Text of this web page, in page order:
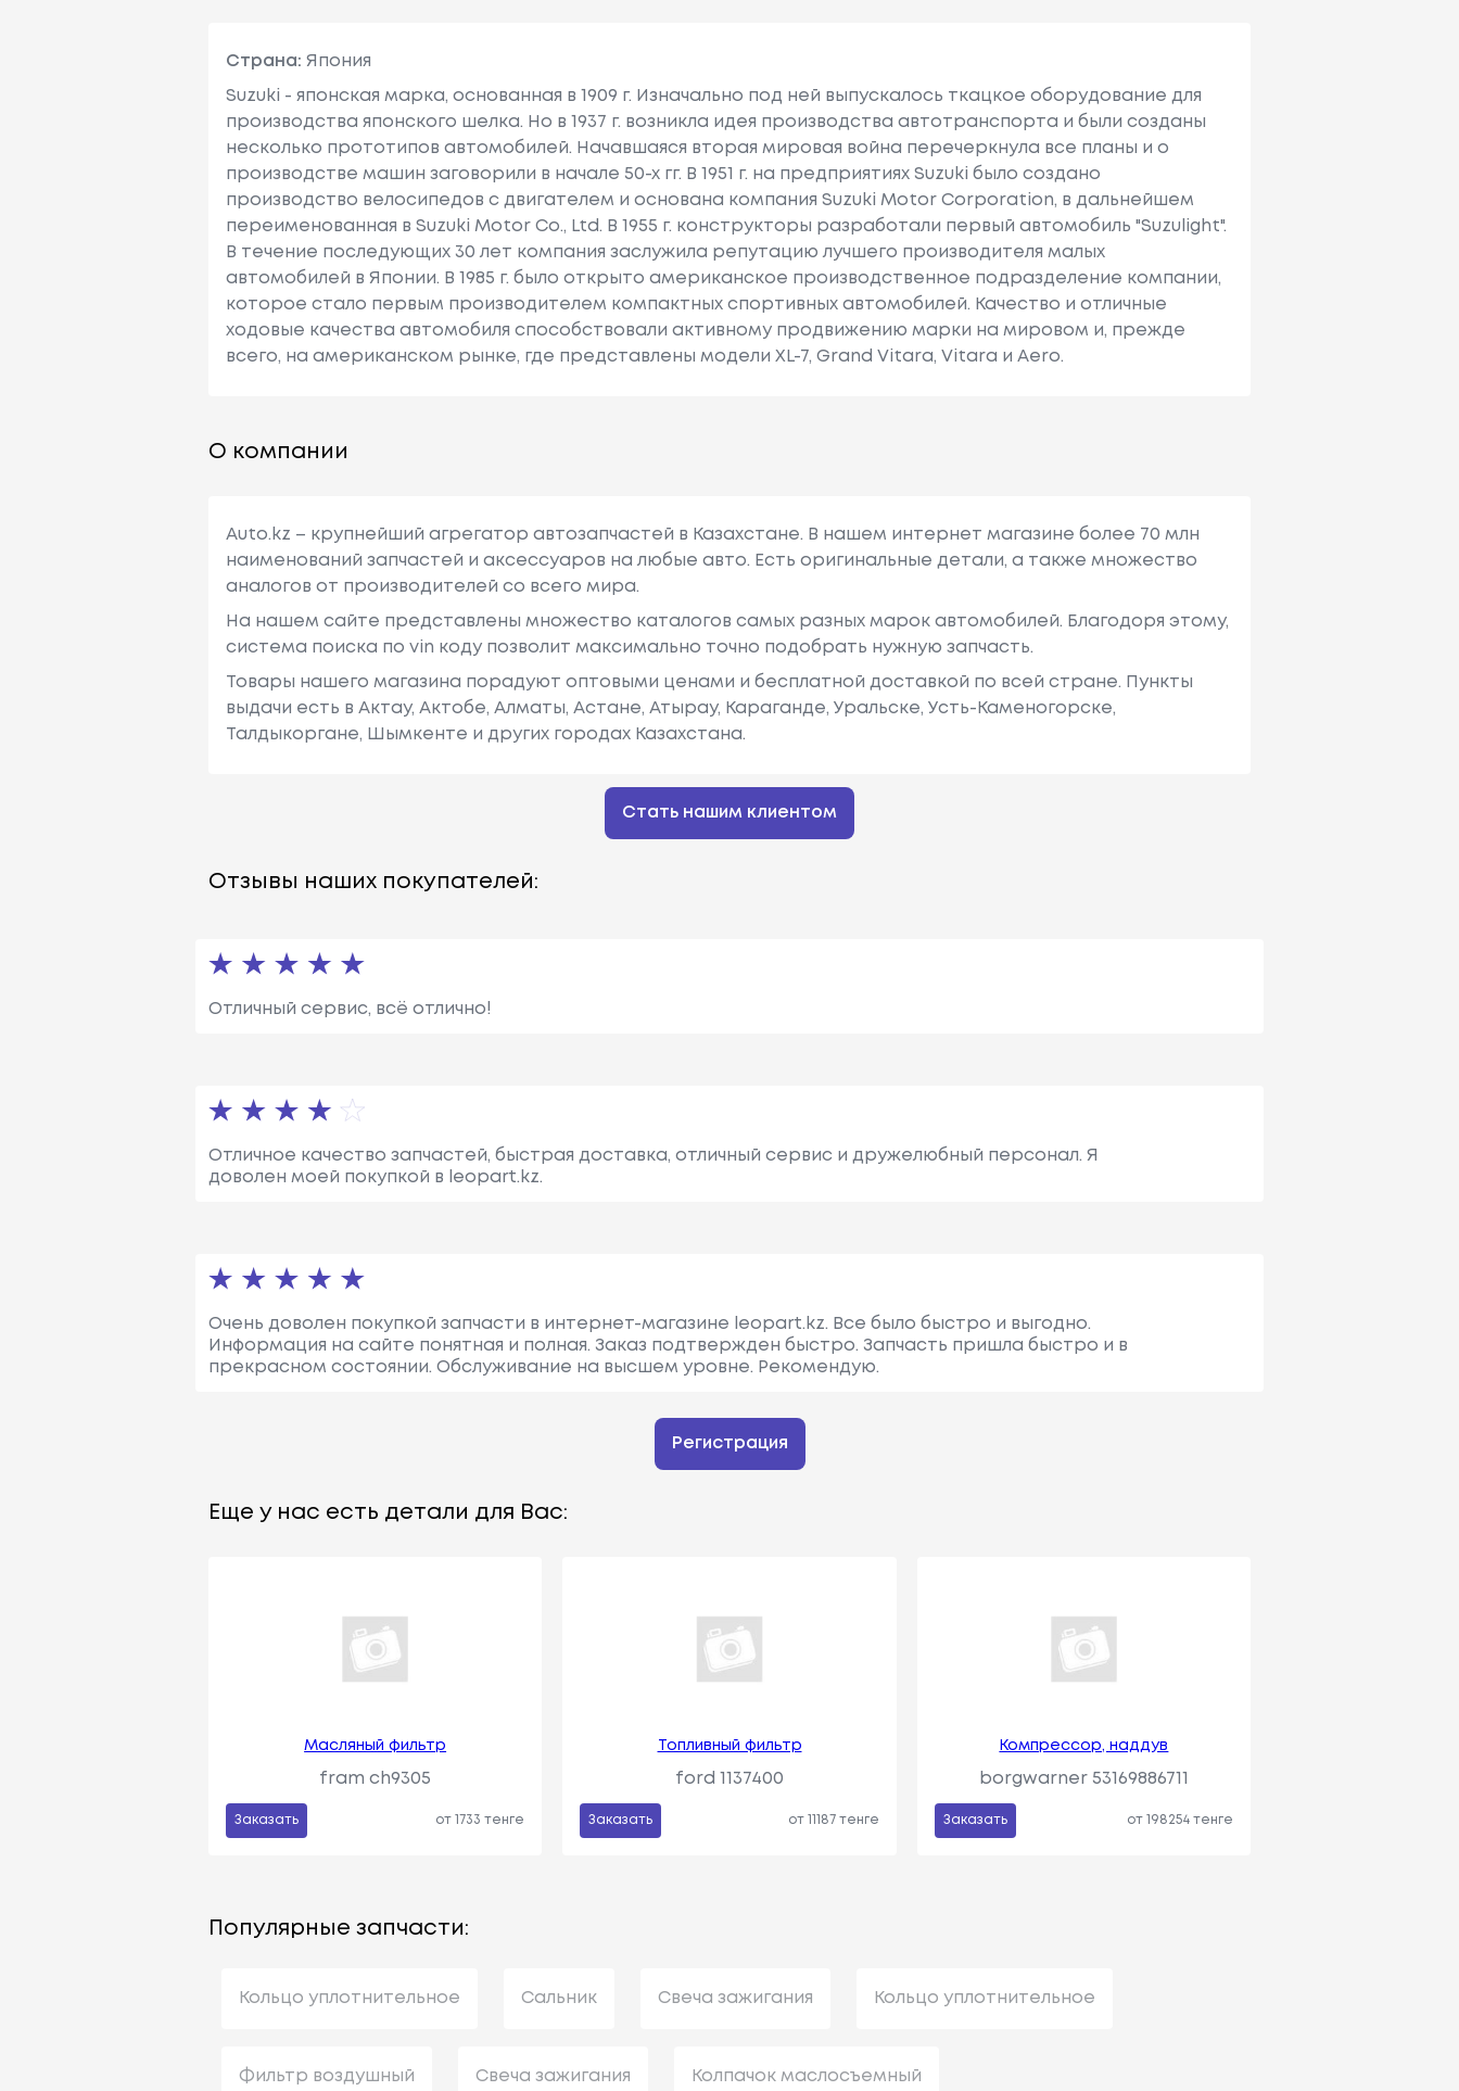
Страна: Япония
Suzuki - японская марка, основанная в 1909 г. Изначально под ней выпускалось ткацкое оборудование для
производства японского шелка. Но в 1937 г. возникла идея производства автотранспорта и были созданы
несколько прототипов автомобилей. Начавшаяся вторая мировая война перечеркнула все планы и о
производстве машин заговорили в начале 50-х гг. В 1951 г. на предприятиях Suzuki было создано
производство велосипедов с двигателем и основана компания Suzuki Motor Corporation, в дальнейшем
переименованная в Suzuki Motor Co., Ltd. В 1955 г. конструкторы разработали первый автомобиль "Suzulight".
В течение последующих 30 лет компания заслужила репутацию лучшего производителя малых
автомобилей в Японии. В 1985 г. было открыто американское производственное подразделение компании,
которое стало первым производителем компактных спортивных автомобилей. Качество и отличные
ходовые качества автомобиля способствовали активному продвижению марки на мировом и, прежде
всего, на американском рынке, где представлены модели XL-7, Grand Vitara, Vitara и Aero.
О компании
Auto.kz – крупнейший агрегатор автозапчастей в Казахстане. В нашем интернет магазине более 70 млн
наименований запчастей и аксессуаров на любые авто. Есть оригинальные детали, а также множество
аналогов от производителей со всего мира.
На нашем сайте представлены множество каталогов самых разных марок автомобилей. Благодоря этому,
система поиска по vin коду позволит максимально точно подобрать нужную запчасть.
Товары нашего магазина порадуют оптовыми ценами и бесплатной доставкой по всей стране. Пункты
выдачи есть в Актау, Актобе, Алматы, Астане, Атырау, Караганде, Уральске, Усть-Каменогорске,
Талдыкоргане, Шымкенте и других городах Казахстана.
Стать нашим клиентом
Отзывы наших покупателей:
Отличный сервис, всё отлично!
Отличное качество запчастей, быстрая доставка, отличный сервис и дружелюбный персонал. Я
доволен моей покупкой в leopart.kz.
Очень доволен покупкой запчасти в интернет-магазине leopart.kz. Все было быстро и выгодно.
Информация на сайте понятная и полная. Заказ подтвержден быстро. Запчасть пришла быстро и в
прекрасном состоянии. Обслуживание на высшем уровне. Рекомендую.
Регистрация
Еще у нас есть детали для Вас:
Масляный фильтр
fram ch9305
Заказать от 1733 тенге
Топливный фильтр
ford 1137400
Заказать от 11187 тенге
Компрессор, наддув
borgwarner 53169886711
Заказать от 198254 тенге
Популярные запчасти:
Кольцо уплотнительное Сальник Свеча зажигания Кольцо уплотнительное
Фильтр воздушный Свеча зажигания Колпачок маслосъемный